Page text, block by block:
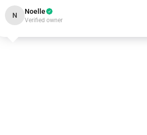
N Noelle
Verified owner